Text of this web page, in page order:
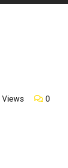
Views
0